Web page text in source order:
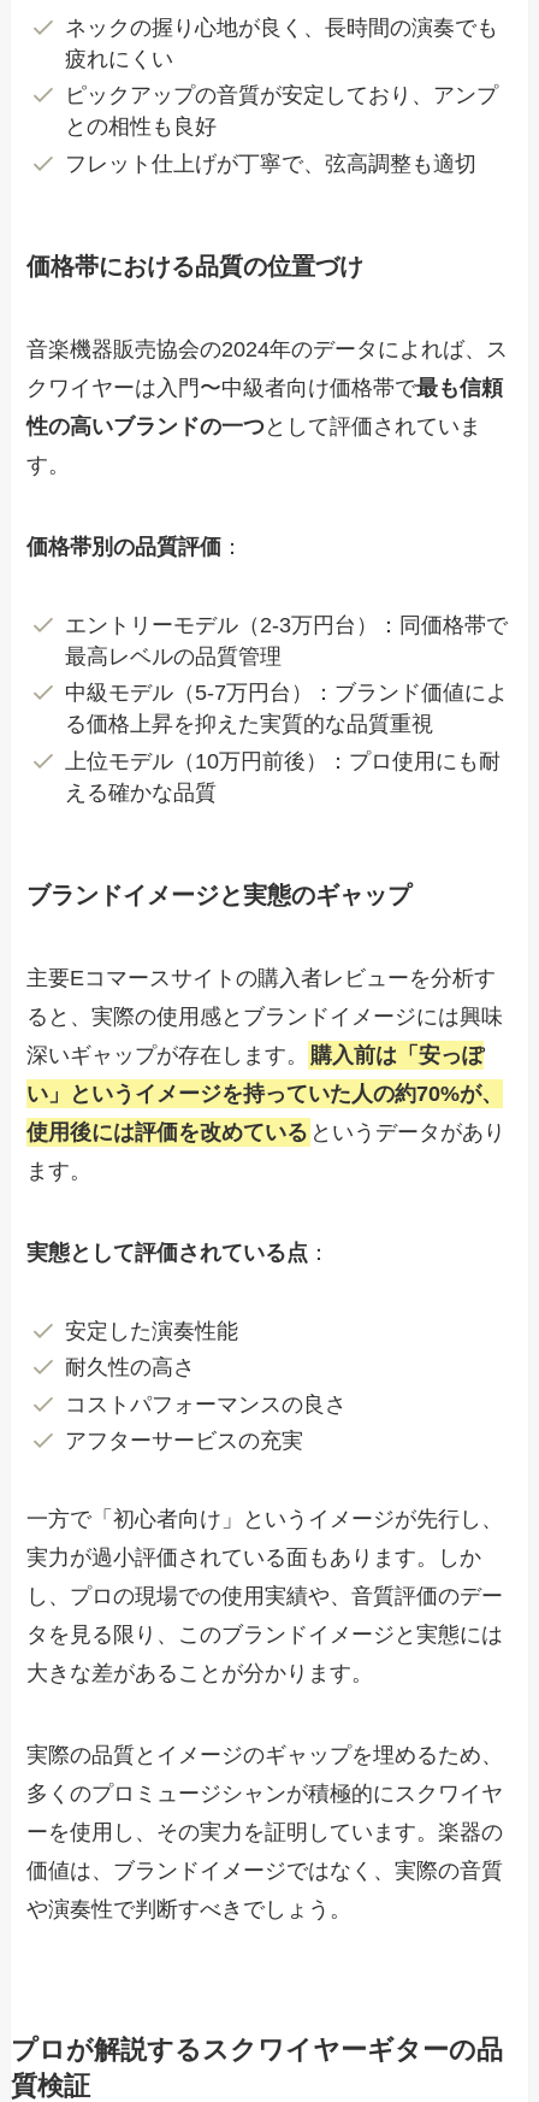
ネックの握り心地が良く、長時間の演奏でも
疲れにくい
ピックアップの音質が安定しており、アンプ
との相性も良好
フレット仕上げが丁寧で、弦高調整も適切
価格帯における品質の位置づけ
音楽機器販売協会の2024年のデータによれば、ス
クワイヤーは入門〜中級者向け価格帯で最も信頼
性の高いブランドの一つとして評価されていま
す。
価格帯別の品質評価 ：
エントリーモデル（2-3万円台）：同価格帯で
最高レベルの品質管理
中級モデル（5-7万円台）：ブランド価値によ
る価格上昇を抑えた実質的な品質重視
上位モデル（10万円前後）：プロ使用にも耐
える確かな品質
ブランドイメージと実態のギャップ
主要Eコマースサイトの購入者レビューを分析す
ると、実際の使用感とブランドイメージには興味
深いギャップが存在します。
購入前は「安っぽ
い」というイメージを持っていた人の約70%が、
使用後には評価を改めている というデータがあり
ます。
実態として評価されている点 ：
安定した演奏性能
耐久性の高さ
コストパフォーマンスの良さ
アフターサービスの充実
一方で「初心者向け」というイメージが先行し、
実力が過小評価されている面もあります。しか
し、プロの現場での使用実績や、音質評価のデー
タを見る限り、このブランドイメージと実態には
大きな差があることが分かります。
実際の品質とイメージのギャップを埋めるため、
多くのプロミュージシャンが積極的にスクワイヤ
ーを使用し、その実力を証明しています。楽器の
価値は、ブランドイメージではなく、実際の音質
や演奏性で判断すべきでしょう。
プロが解説するスクワイヤーギターの品
質検証